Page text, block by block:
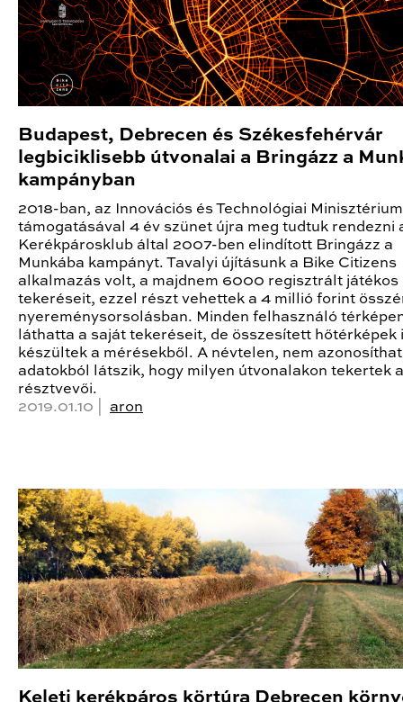
Budapest, Debrecen és Székesfehérvár
legbiciklisebb útvonalai a Bringázz a
kampányban
2018-ban, az Innovációs és Technológiai Minisztérium
támogatásával 4 év szünet újra meg tudtuk rendezni
Kerékpárosklub által 2007-ben elindított Bringázz a
Munkába kampányt. Tavalyi újításunk a Bike Citizens
alkalmazás volt, a majdnem 6000 regisztrált játékos
tekeréseit, ezzel részt vehettek a 4 millió forint
nyereménysorsolásban. Minden felhasználó
láthatta a saját tekeréseit, de összesített hőtérképek
készültek a mérésekből. A névtelen, nem
adatokból látszik, hogy milyen útvonalakon tekertek
résztvevői.
2019.01.10 | aron
Keleti kerékpáros körtúra Debrecen